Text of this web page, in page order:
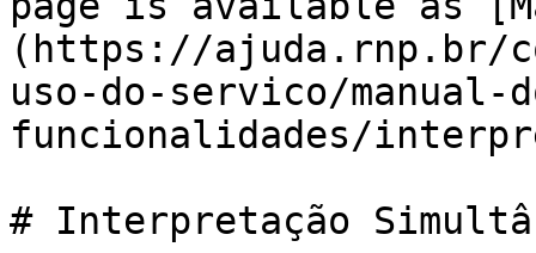
(https://ajuda.rnp.br/
uso-do-servico/
funcionalidades/
# Interpretação